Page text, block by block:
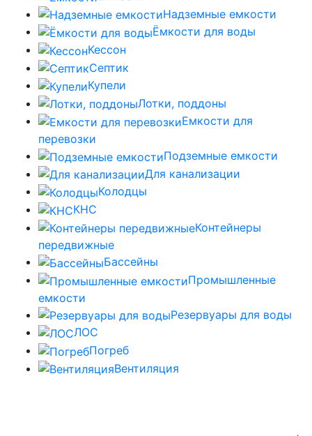
Надземные емкости
Ёмкости для воды
Кессон
Септик
Купели
Лотки, поддоны
Емкости для
перевозки
Подземные емкости
Для канализации
Колодцы
КНС
Контейнеры
передвижные
Бассейны
Промышленные
емкости
Резервуары для воды
ЛОС
Погреб
Вентиляция